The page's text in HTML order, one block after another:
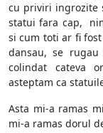
cu priviri ingrozite
statui fara cap,
si cum toti ar fi
dansau, se
colindat cateva
asteptam ca
Asta mi-a ramas
mi-a ramas dorul